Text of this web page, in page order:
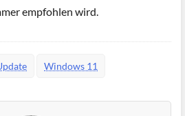
empfohlen wird.
Windows 11